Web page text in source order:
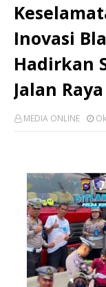
Inovasi
Hadirkan
Jalan Raya
MEDIA ONLINE